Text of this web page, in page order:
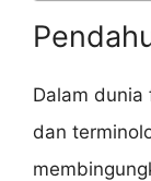
Dalam
dan